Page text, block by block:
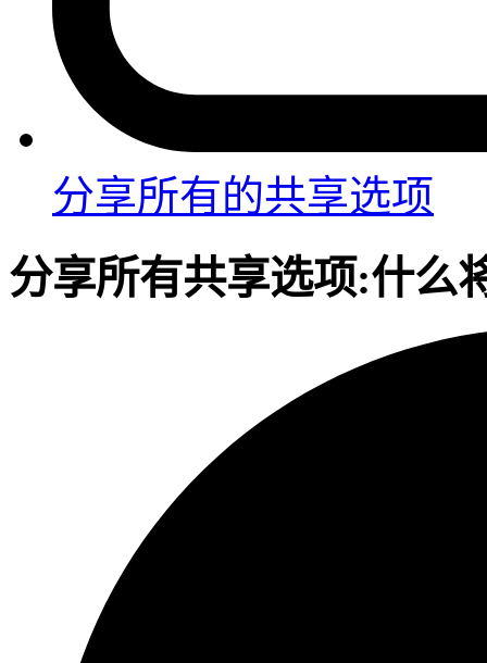
分享所有的共享选项
分享所有共享选项:什么